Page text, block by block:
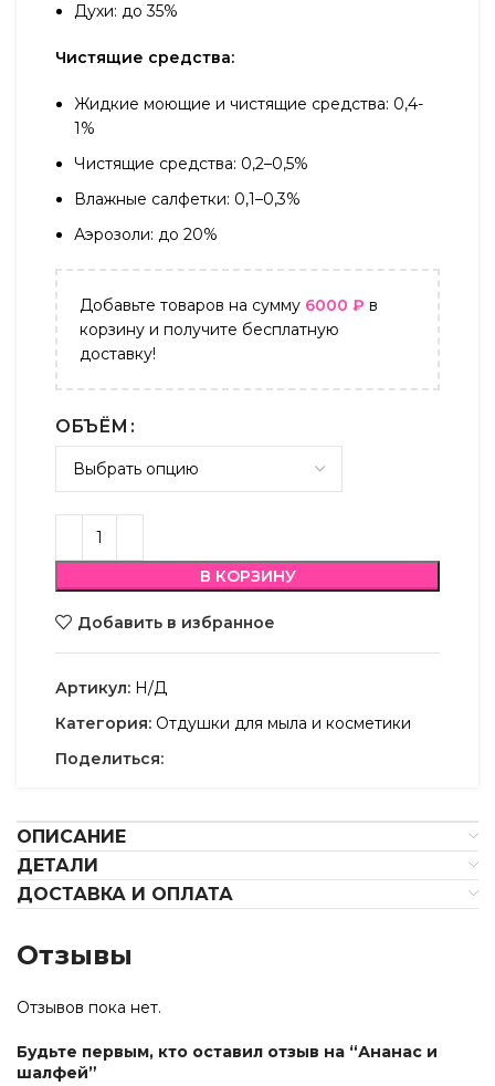
Духи: до 35%
Чистящие средства:
Жидкие моющие и чистящие средства: 0,4-
1%
Чистящие средства: 0,2–0,5%
Влажные салфетки: 0,1–0,3%
Аэрозоли: до 20%
Добавьте товаров на сумму 6000 ₽ в
корзину и получите бесплатную
доставку!
ОБЪЁМ
В КОРЗИНУ
Добавить в избранное
Артикул: Н/Д
Категория: Отдушки для мыла и косметики
Поделиться:
ОПИСАНИЕ
ДЕТАЛИ
ДОСТАВКА И ОПЛАТА
Отзывы
Отзывов пока нет.
Будьте первым, кто оставил отзыв на “Ананас и
шалфей”